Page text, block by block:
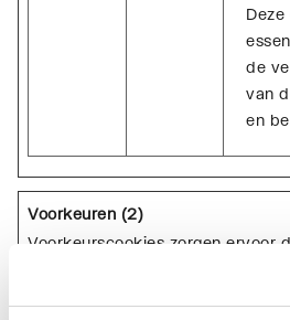
de
van
en
Voorkeuren (2)
Voorkeurscookies zorgen ervoor
informatie kan onthouden die
gedrag en de vormgeving van de